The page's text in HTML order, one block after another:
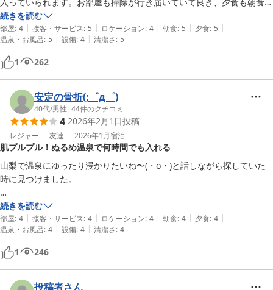
気張った料理ではないがすべて美味しくて良きです。女将さんとのおし
ゃべりも楽しかった。また伺います。
続きを読む
部屋: 4 | 接客・サービス: 5 | ロケーション: 4 | 朝食: 5 | 夕食: 5 |
温泉・お風呂: 5 | 設備: 4 | 清潔さ: 5
1 262
安定の骨折(;゜д゜)
40代/男性 |44件のクチコミ
4 2026年2月1日投稿
レジャー 友達 2026年1月宿泊
肌プルプル！ぬるめ温泉で何時間でも入れる
山梨で温泉にゆったり浸かりたいね〜(⁠・⁠o⁠・⁠)と話しながら探していた
時に見つけました。
女将さんが出迎えてくれて、楽しい話をしながら部屋移動してくれまし
た。一通り説明があってから早速館内を散策してきました。
とても趣のある味が、歴史を感じさせてくれました。
食事はあえて食べきれる量で予約していたので、とても満足できまし
た。優しい味付けがホッとしますね
続きを読む
部屋: 4 | 接客・サービス: 4 | ロケーション: 4 | 朝食: 4 | 夕食: 4 |
温泉・お風呂: 4 | 設備: 4 | 清潔さ: 4
1 246
投稿者さん